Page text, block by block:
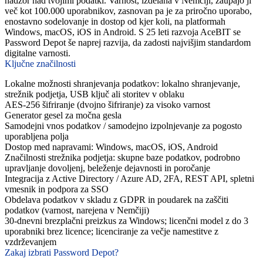
več kot 100.000 uporabnikov, zasnovan pa je za priročno uporabo,
enostavno sodelovanje in dostop od kjer koli, na platformah
Windows, macOS, iOS in Android. S 25 leti razvoja AceBIT se
Password Depot še naprej razvija, da zadosti najvišjim standardom
digitalne varnosti.
Ključne značilnosti
Lokalne možnosti shranjevanja podatkov: lokalno shranjevanje,
strežnik podjetja, USB ključ ali storitev v oblaku
AES-256 šifriranje (dvojno šifriranje) za visoko varnost
Generator gesel za močna gesla
Samodejni vnos podatkov / samodejno izpolnjevanje za pogosto
uporabljena polja
Dostop med napravami: Windows, macOS, iOS, Android
Značilnosti strežnika podjetja: skupne baze podatkov, podrobno
upravljanje dovoljenj, beleženje dejavnosti in poročanje
Integracija z Active Directory / Azure AD, 2FA, REST API, spletni
vmesnik in podpora za SSO
Obdelava podatkov v skladu z GDPR in poudarek na zaščiti
podatkov (varnost, narejena v Nemčiji)
30-dnevni brezplačni preizkus za Windows; licenčni model z do 3
uporabniki brez licence; licenciranje za večje namestitve z
vzdrževanjem
Zakaj izbrati Password Depot?